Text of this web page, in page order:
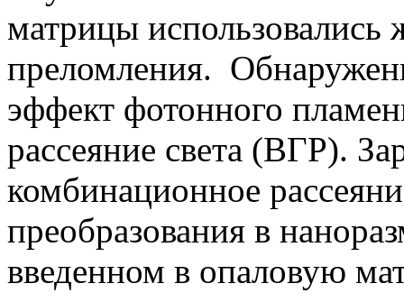
матрицы использовались
преломления.
эффект фотонного
рассеяние света (ВГР).
комбинационное
преобразования в
введенном в опаловую